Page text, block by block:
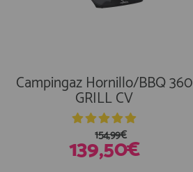
Campingaz Hornillo/BBQ 360
GRILL CV
139,50€
154,99€